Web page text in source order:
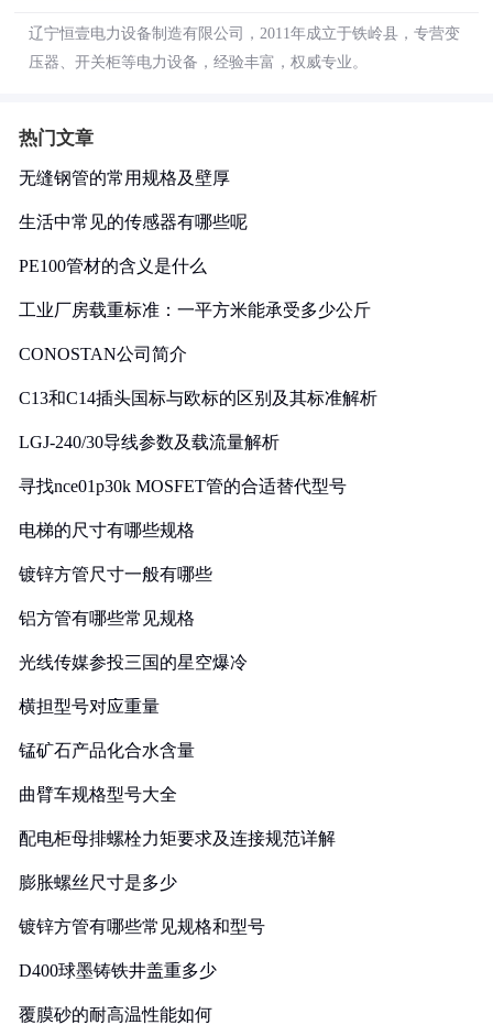
辽宁恒壹电力设备制造有限公司，2011年成立于铁岭县，专营变
压器、开关柜等电力设备，经验丰富，权威专业。
热门文章
无缝钢管的常用规格及壁厚
生活中常见的传感器有哪些呢
PE100管材的含义是什么
工业厂房载重标准：一平方米能承受多少公斤
CONOSTAN公司简介
C13和C14插头国标与欧标的区别及其标准解析
LGJ-240/30导线参数及载流量解析
寻找nce01p30k MOSFET管的合适替代型号
电梯的尺寸有哪些规格
镀锌方管尺寸一般有哪些
铝方管有哪些常见规格
光线传媒参投三国的星空爆冷
横担型号对应重量
锰矿石产品化合水含量
曲臂车规格型号大全
配电柜母排螺栓力矩要求及连接规范详解
膨胀螺丝尺寸是多少
镀锌方管有哪些常见规格和型号
D400球墨铸铁井盖重多少
覆膜砂的耐高温性能如何